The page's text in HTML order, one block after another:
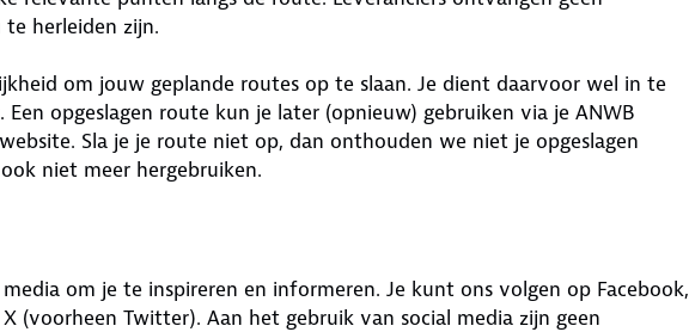
herleiden zijn.
om jouw geplande routes op te slaan. Je dient daarvoor wel in te
opgeslagen route kun je later (opnieuw) gebruiken via je ANWB
Sla je je route niet op, dan onthouden we niet je opgeslagen
niet meer hergebruiken.
om je te inspireren en informeren. Je kunt ons volgen op Facebook,
(voorheen Twitter). Aan het gebruik van social media zijn geen